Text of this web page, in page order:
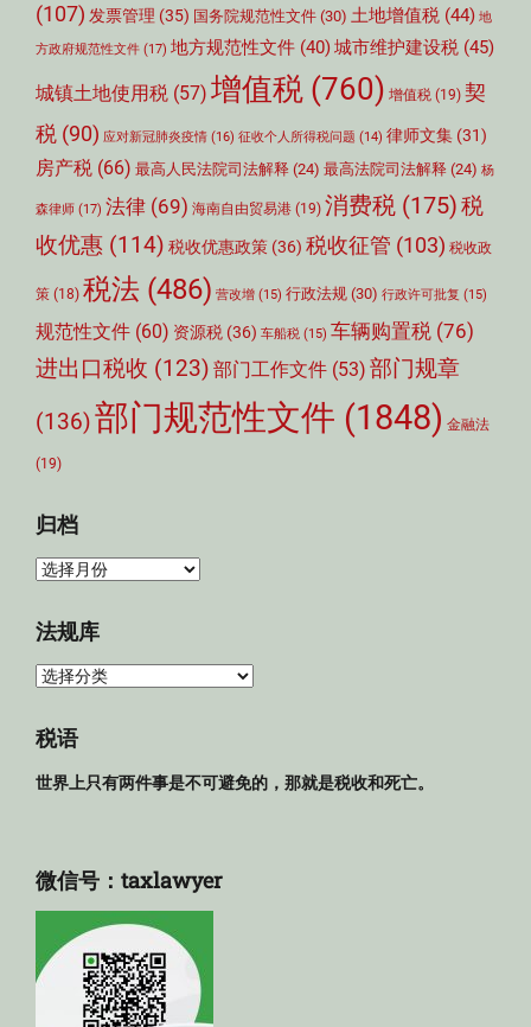
(107) 发票管理 (35) 国务院规范性文件 (30) 土地增值税 (44) 地
方政府规范性文件 (17) 地方规范性文件 (40)城市维护建设税 (45)
城镇土地使用税 (57) 增值税 (760) 增值税 (19) 契
税 (90) 应对新冠肺炎疫情 (16) 征收个人所得税问题 (14) 律师文集 (31)
房产税 (66) 最高人民法院司法解释 (24) 最高法院司法解释 (24) 杨
森律师 (17) 法律 (69) 海南自由贸易港 (19) 消费税 (175)税
收优惠 (114) 税收优惠政策 (36) 税收征管 (103) 税收政
策 (18) 税法 (486) 营改增 (15) 行政法规 (30) 行政许可批复 (15)
规范性文件 (60) 资源税 (36) 车船税 (15) 车辆购置税 (76)
进出口税收 (123) 部门工作文件 (53) 部门规章
(136)部门规范性文件 (1848) 金融法
(19)
归档
归
法规库
法
库
税语
世界上只有两件事是不可避免的，那就是税收和死亡。
微信号：taxlawyer